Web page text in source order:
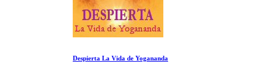
Despierta La Vida de Yogananda